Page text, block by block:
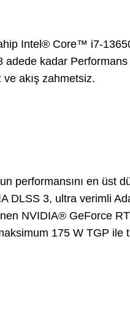
Intel® Core™ i7-
kadar
akış zahmetsiz.
performansını en üst
DLSS 3, ultra verimli
NVIDIA® GeForce
175 W TGP ile